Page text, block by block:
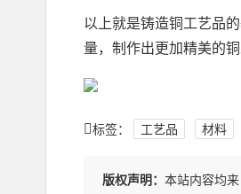
以上就是铸造铜工艺品
量，制作出更加精美的铜
标签： 工艺品 材料
版权声明： 本站内容均